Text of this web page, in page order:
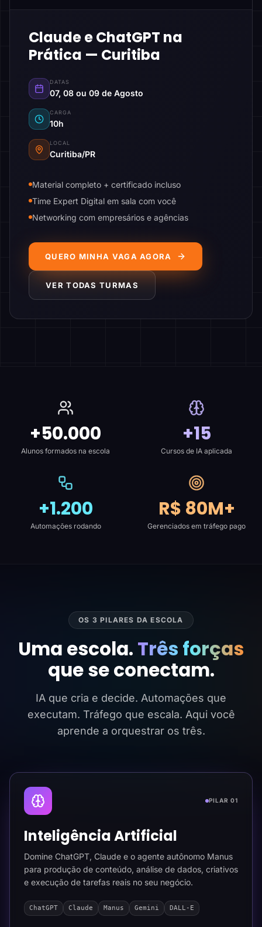
Claude e ChatGPT na
Prática — Curitiba
DATAS
07, 08 ou 09 de Agosto
CARGA
10h
LOCAL
Curitiba/PR
Material completo + certificado incluso
Time Expert Digital em sala com você
Networking com empresários e agências
QUERO MINHA VAGA AGORA
VER TODAS TURMAS
+50.000
Alunos formados na escola
+15
Cursos de IA aplicada
+1.200
Automações rodando
R$ 80M+
Gerenciados em tráfego pago
OS 3 PILARES DA ESCOLA
Uma escola. Três forças
que se conectam.
IA que cria e decide. Automações que
executam. Tráfego que escala. Aqui você
aprende a orquestrar os três.
PILAR 01
Inteligência Artificial
Domine ChatGPT, Claude e o agente autônomo Manus
para produção de conteúdo, análise de dados, criativos
e execução de tarefas reais no seu negócio.
ChatGPT Claude Manus Gemini DALL-E